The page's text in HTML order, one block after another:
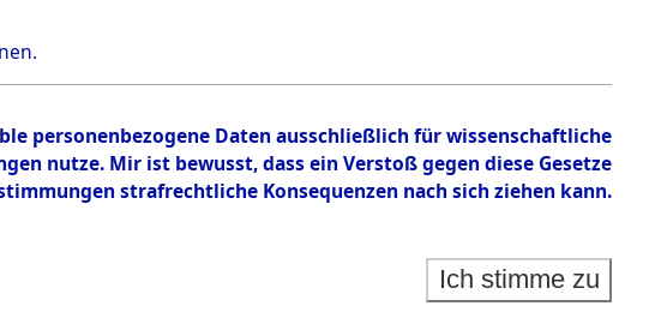
der Versenkung der Cap
(84623589)
Exhumierung und Identifizierung der im Landkreis Neunburg
personenbezogene Daten ausschließlich für wissenschaftliche
nutze. Mir ist bewusst, dass ein Verstoß gegen diese Gesetze
strafrechtliche Konsequenzen nach sich ziehen kann.
Ich stimme zu